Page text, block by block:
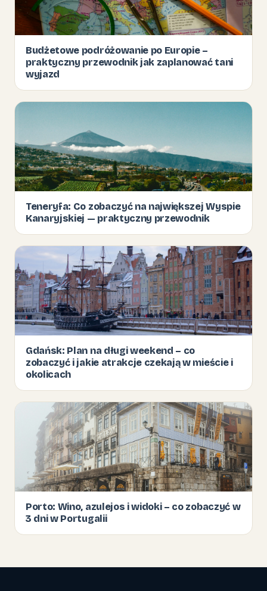
Budżetowe podróżowanie po Europie –
praktyczny przewodnik jak zaplanować tani
wyjazd
Teneryfa: Co zobaczyć na największej Wyspie
Kanaryjskiej — praktyczny przewodnik
Gdańsk: Plan na długi weekend – co
zobaczyć i jakie atrakcje czekają w mieście i
okolicach
Porto: Wino, azulejos i widoki – co zobaczyć w
3 dni w Portugalii